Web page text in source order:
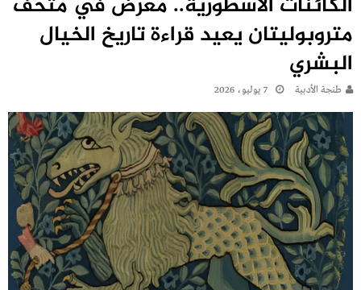
متروبوليتان يعيد قراءة تاريخ الخيال
البشري
طنجة الأدبية 7 يوليو، 2026